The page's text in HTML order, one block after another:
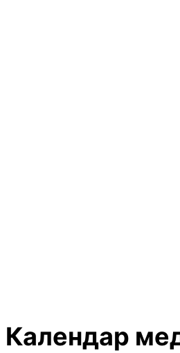
Календар